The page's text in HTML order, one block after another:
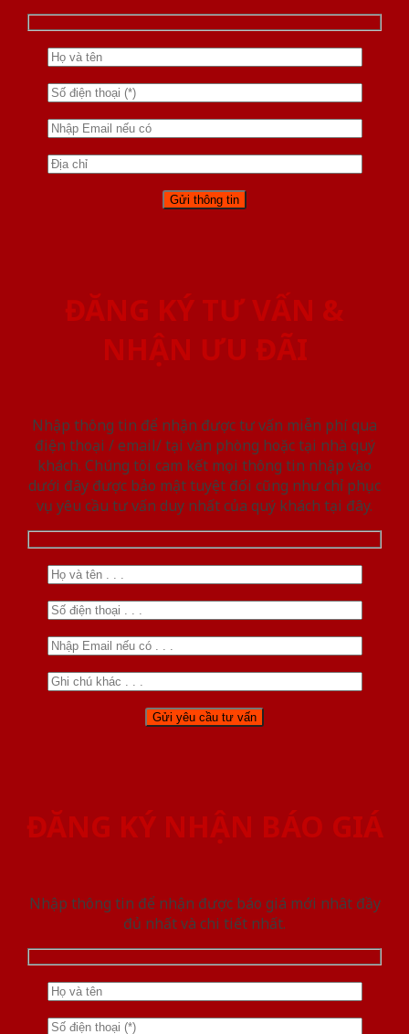
ĐĂNG KÝ TƯ VẤN &
NHẬN ƯU ĐÃI
Nhập thông tin để nhận được tư vấn miễn phí qua
điện thoại / email/ tại văn phòng hoặc tại nhà quý
khách. Chúng tôi cam kết mọi thông tin nhập vào
dưới đây được bảo mật tuyệt đối cũng như chỉ phục
vụ yêu cầu tư vấn duy nhất của quý khách tại đây.
ĐĂNG KÝ NHẬN BÁO GIÁ
Nhập thông tin để nhận được báo giá mới nhât đầy
đủ nhất và chi tiết nhất.